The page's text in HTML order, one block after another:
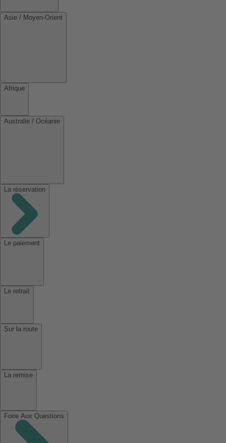
Asie / Moyen-Orient
Afrique
Australie / Océanie
La réservation
Le paiement
Le retrait
Sur la route
La remise
Foire Aux Questions